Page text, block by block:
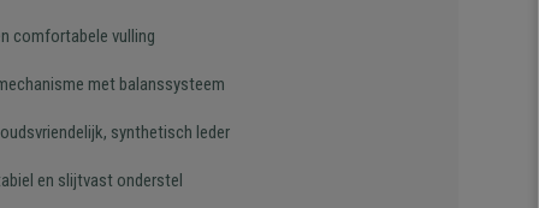
comfortabele vulling
met balanssysteem
synthetisch leder
en slijtvast onderstel